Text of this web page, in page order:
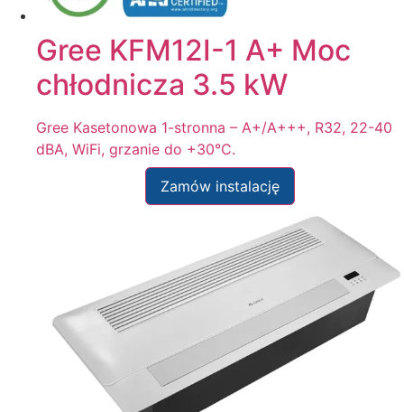
Gree KFM12I-1 A+ Moc
chłodnicza 3.5 kW
Gree Kasetonowa 1-stronna – A+/A+++, R32, 22-40
dBA, WiFi, grzanie do +30°C.
Zamów instalację